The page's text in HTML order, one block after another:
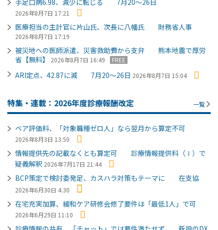
2026年8月7日 17:21
医療担当の主計官に片山氏、次長に八幡氏 財務省人事
2026年8月7日 17:19
被災地への医師派遣、災害救助費から支弁 熊本地震で厚労
省【無料】
2026年8月7日 16:49 FREE
ARI定点、42.87に減 7月20～26日 2026年8月7日 15:04
特集・連載：2026年度診療報酬改定 一覧
ベア評価料、「対象職種ゼロ人」なら翌月から算定不可
2026年8月3日 13:50
情報提供先の記載なくとも算定可 診療情報提供料（Ⅰ）で
疑義解釈 2026年7月17日 21:44
BCP策定で検討委発足、カスハラ対策もテーマに 在支協
2026年6月30日 4:30
在宅充実加算、緩和ケア研修会修了要件は「最低1人」で可
2026年6月29日 11:10